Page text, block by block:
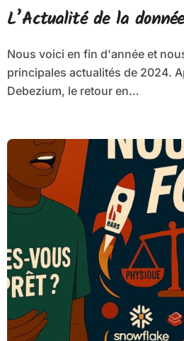
L’Actualité de la
Nous voici en fin d'année et nous revenons sur les
principales actualités de 2024.
Debezium, le retour en…